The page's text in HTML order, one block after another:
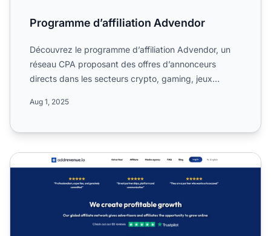
Programme d’affiliation Advendor
Découvrez le programme d’affiliation Advendor, un
réseau CPA proposant des offres d’annonceurs
directs dans les secteurs crypto, gaming, jeux
Aug 1, 2025
Programme d’affiliation Addrevenue.io